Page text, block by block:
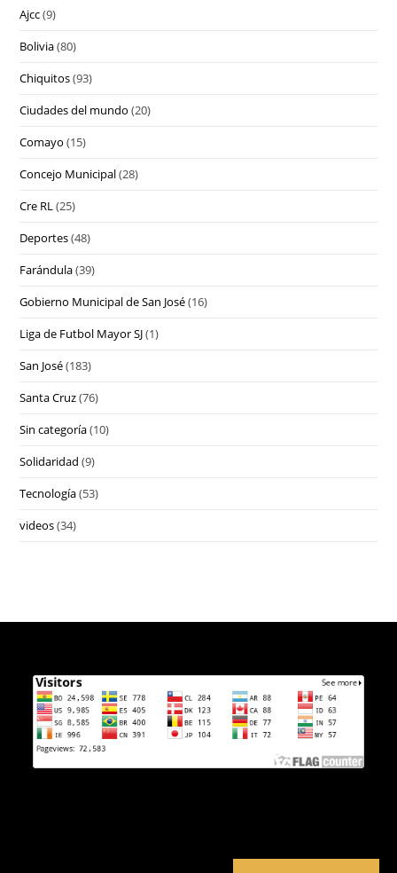
Ajcc(9)
Bolivia(80)
Chiquitos(93)
Ciudades del mundo (20)
Comayo (15)
Concejo Municipal(28)
Cre RL (25)
Deportes(48)
Farándula(39)
Gobierno Municipal de San José(16)
Liga de Futbol Mayor SJ(1)
San José(183)
Santa Cruz(76)
Sin categoría(10)
Solidaridad (9)
Tecnología(53)
videos(34)